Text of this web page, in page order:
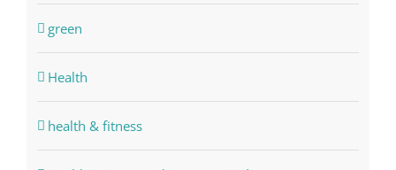
green
Health
health & fitness